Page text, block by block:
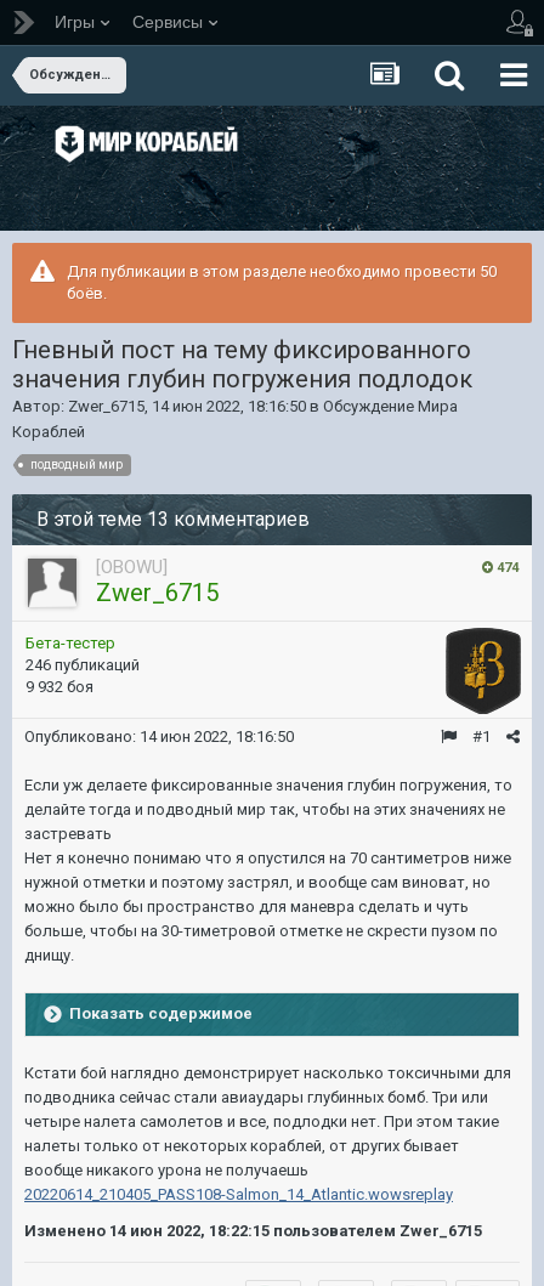
Игры Сервисы
Обсуждение Мира Кораблей
Для публикации в этом разделе необходимо провести 50
боёв.
Гневный пост на тему фиксированного
значения глубин погружения подлодок
Автор: Zwer_6715, 14 июн 2022, 18:16:50 в Обсуждение Мира
Кораблей
подводный мир
В этой теме 13 комментариев
474
[OBOWU]
Zwer_6715
Бета-тестер
246 публикаций
9 932 боя
#1
Опубликовано: 14 июн 2022, 18:16:50
Если уж делаете фиксированные значения глубин погружения, то
делайте тогда и подводный мир так, чтобы на этих значениях не
застревать
Нет я конечно понимаю что я опустился на 70 сантиметров ниже
нужной отметки и поэтому застрял, и вообще сам виноват, но
можно было бы пространство для маневра сделать и чуть
больше, чтобы на 30-тиметровой отметке не скрести пузом по
днищу.
Показать содержимое
Кстати бой наглядно демонстрирует насколько токсичными для
подводника сейчас стали авиаудары глубинных бомб. Три или
четыре налета самолетов и все, подлодки нет. При этом такие
налеты только от некоторых кораблей, от других бывает
вообще никакого урона не получаешь
20220614_210405_PASS108-Salmon_14_Atlantic.wowsreplay
Изменено 14 июн 2022, 18:22:15 пользователем Zwer_6715